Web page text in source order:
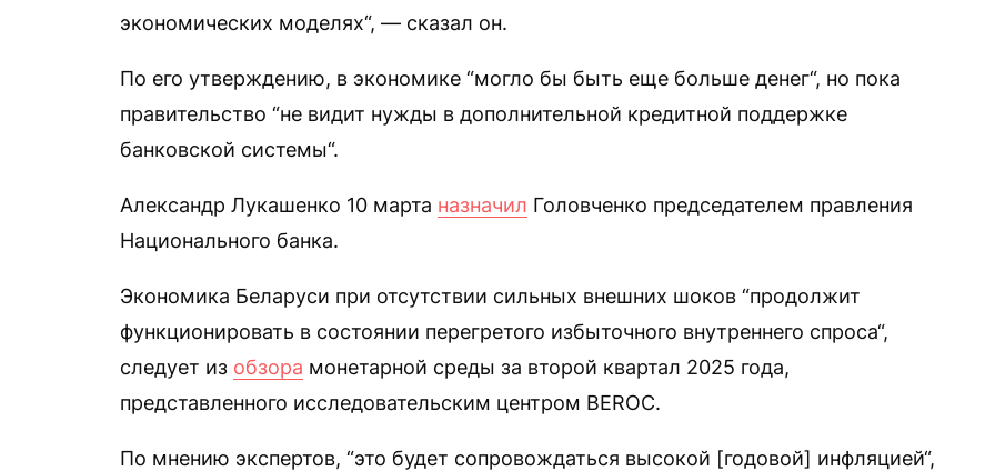
экономических моделях“, — сказал он.
По его утверждению, в экономике “могло бы быть еще больше денег“, но пока
правительство “не видит нужды в дополнительной кредитной поддержке
банковской системы“.
Александр Лукашенко 10 марта назначил Головченко председателем правления
Национального банка.
Экономика Беларуси при отсутствии сильных внешних шоков “продолжит
функционировать в состоянии перегретого избыточного внутреннего спроса“,
следует из обзора монетарной среды за второй квартал 2025 года,
представленного исследовательским центром BEROC.
По мнению экспертов, “это будет сопровождаться высокой [годовой] инфляцией“,